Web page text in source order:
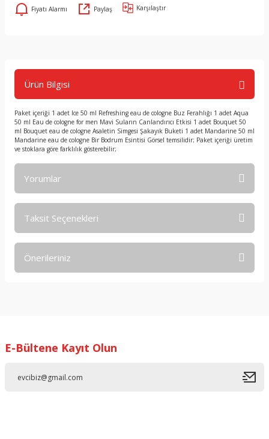
Fiyatı Alarmı Paylaş Karşılaştır
Ürün Bilgisi
Paket içeriği 1 adet Ice 50 ml Refreshing eau de cologne Buz Ferahlığı 1 adet Aqua
50 ml Eau de cologne for men Mavi Suların Canlandırıcı Etkisi 1 adet Bouquet 50
ml Bouquet eau de cologne Asaletin Simgesi Şakayık Buketi 1 adet Mandarine 50 ml
Mandarine eau de cologne Bir Bodrum Esintisi Görsel temsilidir; Paket içeriği üretim
ve stoklara göre farklılık gösterebilir;
Yorumlar
Taksit Seçenekleri
Önerileriniz
Ürün resmi kalitesiz, bozuk veya görüntülenemiyor.
E-Bültene Kayıt Olun